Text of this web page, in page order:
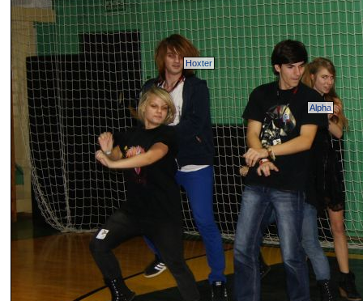
Alpha
Hoxter